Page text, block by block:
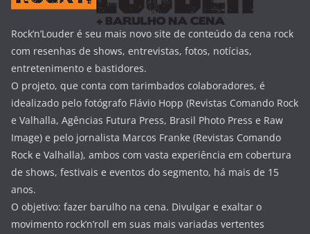
Rock’n’Louder é seu mais novo site de conteúdo da cena rock
com resenhas de shows, entrevistas, fotos, notícias,
entretenimento e bastidores.
O projeto, que conta com tarimbados colaboradores, é
idealizado pelo fotógrafo Flávio Hopp (Revistas Comando Rock
e Valhalla, Agências Futura Press, Brasil Photo Press e Raw
Image) e pelo jornalista Marcos Franke (Revistas Comando
Rock e Valhalla), ambos com vasta experiência em cobertura
de shows, festivais e eventos do segmento, há mais de 15
anos.
O objetivo: fazer barulho na cena. Divulgar e exaltar o
movimento rock’n’roll em suas mais variadas vertentes